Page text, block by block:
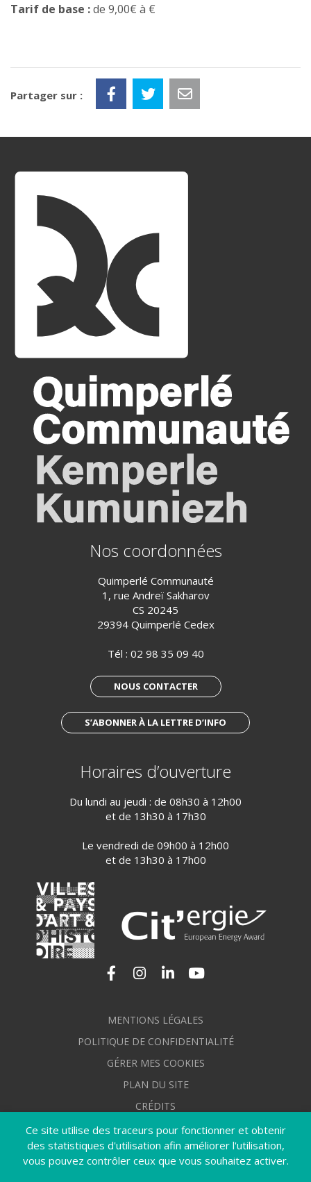
Ce site utilise des traceurs pour fonctionner et obtenir
des statistiques d'utilisation afin améliorer l'utilisation,
vous pouvez contrôler ceux que vous souhaitez activer.
Tarif de base :de 9,00€ à €
Partager sur :
Nos coordonnées
Quimperlé Communauté
1, rue Andreï Sakharov
CS 20245
29394 Quimperlé Cedex
Tél : 02 98 35 09 40
NOUS CONTACTER
S’ABONNER À LA LETTRE D’INFO
Horaires d’ouverture
Du lundi au jeudi : de 08h30 à 12h00
et de 13h30 à 17h30
Le vendredi de 09h00 à 12h00
et de 13h30 à 17h00
Lien vers le compte Facebook
Lien vers le compte Instagram
Lien vers le compte
MENTIONS LÉGALES
POLITIQUE DE CONFIDENTIALITÉ
GÉRER MES COOKIES
PLAN DU SITE
CRÉDITS
ACCESSIBILITÉ : NON CONFORME